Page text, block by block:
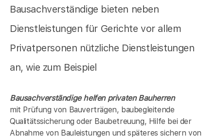
Bausachverständige bieten neben
Dienstleistungen für Gerichte vor allem
Privatpersonen nützliche Dienstleistungen
an, wie zum Beispiel
Bausachverständige helfen privaten Bauherren
mit Prüfung von Bauverträgen, baubegleitende
Qualitätssicherung oder Baubetreuung, Hilfe bei der
Abnahme von Bauleistungen und späteres sichern von